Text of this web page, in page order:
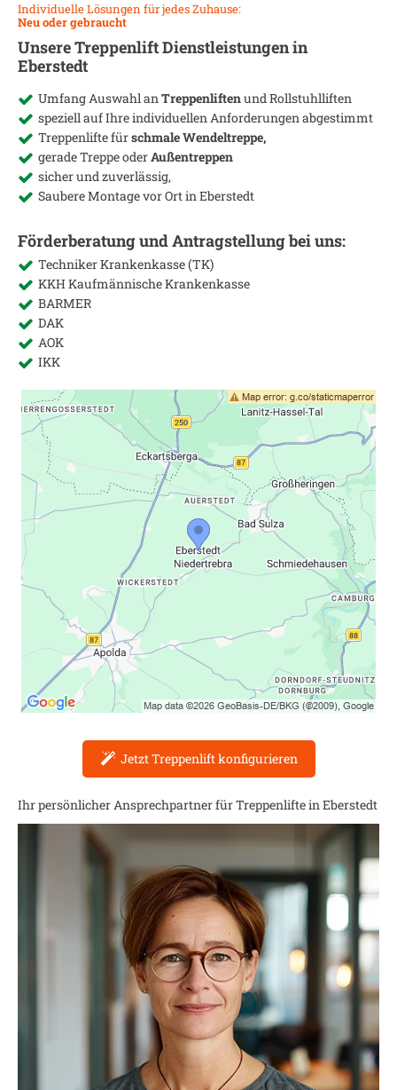
Individuelle Lösungen für jedes Zuhause:
Neu oder gebraucht
Unsere Treppenlift Dienstleistungen in
Eberstedt
Umfang Auswahl anTreppenliftenund Rollstuhlliften
speziell auf Ihre individuellen Anforderungen abgestimmt
Treppenlifte fürschmale Wendeltreppe,
gerade Treppe oderAußentreppen
sicher und zuverlässig,
Saubere Montage vor Ort inEberstedt
Förderberatung und Antragstellung bei uns:
Techniker Krankenkasse (TK)
KKH Kaufmännische Krankenkasse
BARMER
DAK
AOK
IKK
Jetzt Treppenlift konfigurieren
Ihr persönlicher Ansprechpartner für Treppenlifte inEberstedt